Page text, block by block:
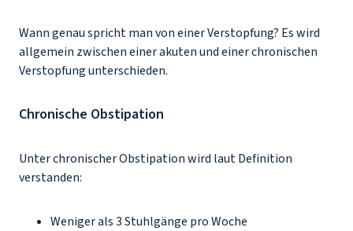
Wann genau spricht man von einer Verstopfung? Es wird
allgemein zwischen einer akuten und einer chronischen
Verstopfung unterschieden.
Chronische Obstipation
Unter chronischer Obstipation wird laut Definition
verstanden:
Weniger als 3 Stuhlgänge pro Woche